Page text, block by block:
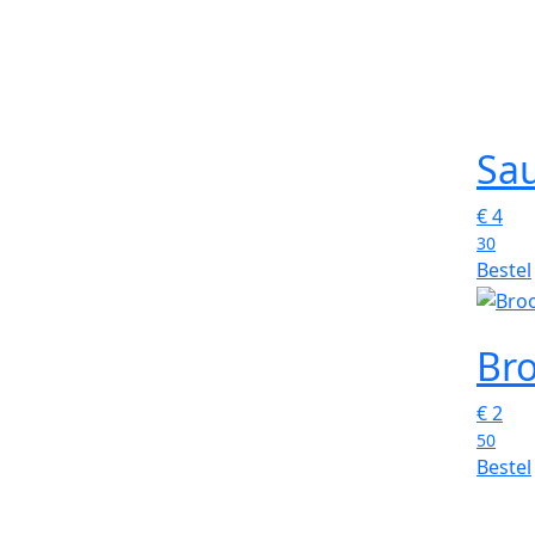
€4
30
Bestel
€2
50
Bestel